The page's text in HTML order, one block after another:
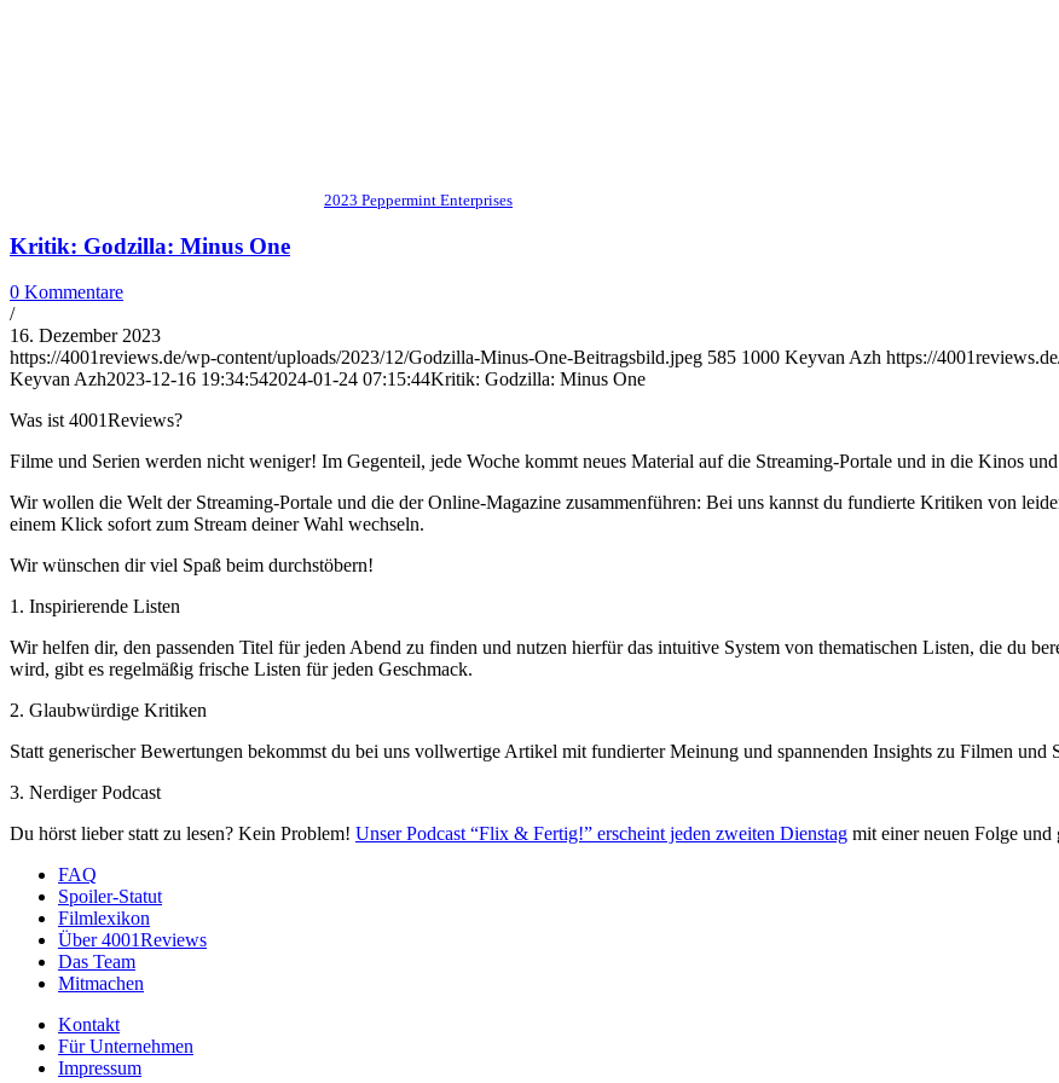
2023 Peppermint Enterprises
Kritik: Godzilla: Minus One
0 Kommentare
/
16. Dezember 2023
https://4001reviews.de/wp-content/uploads/2023/12/Godzilla-Minus-One-Beitragsbild.jpeg 585 1000 Keyvan Azh https://
Keyvan Azh2023-12-16 19:34:542024-01-24 07:15:44Kritik: Godzilla: Minus One
Was ist 4001Reviews?
Filme und Serien werden nicht weniger! Im Gegenteil, jede Woche kommt neues Material auf die Streaming-Portale und in die Kinos
Wir wollen die Welt der Streaming-Portale und die der Online-Magazine zusammenführen: Bei uns kannst du fundierte Kritiken von
einem Klick sofort zum Stream deiner Wahl wechseln.
Wir wünschen dir viel Spaß beim durchstöbern!
1. Inspirierende Listen
Wir helfen dir, den passenden Titel für jeden Abend zu finden und nutzen hierfür das intuitive System von thematischen Listen, die du
wird, gibt es regelmäßig frische Listen für jeden Geschmack.
2. Glaubwürdige Kritiken
Statt generischer Bewertungen bekommst du bei uns vollwertige Artikel mit fundierter Meinung und spannenden Insights zu Filmen und
3. Nerdiger Podcast
Du hörst lieber statt zu lesen? Kein Problem! Unser Podcast “Flix & Fertig!” erscheint jeden zweiten Dienstag mit einer neuen Folge
FAQ
Spoiler-Statut
Filmlexikon
Über 4001Reviews
Das Team
Mitmachen
Kontakt
Für Unternehmen
Impressum